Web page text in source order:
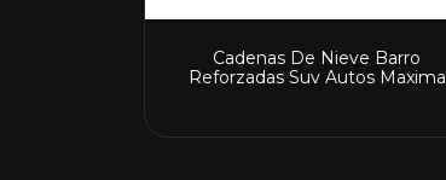
Cadenas De Nieve Barro
Reforzadas Suv Autos Maxima